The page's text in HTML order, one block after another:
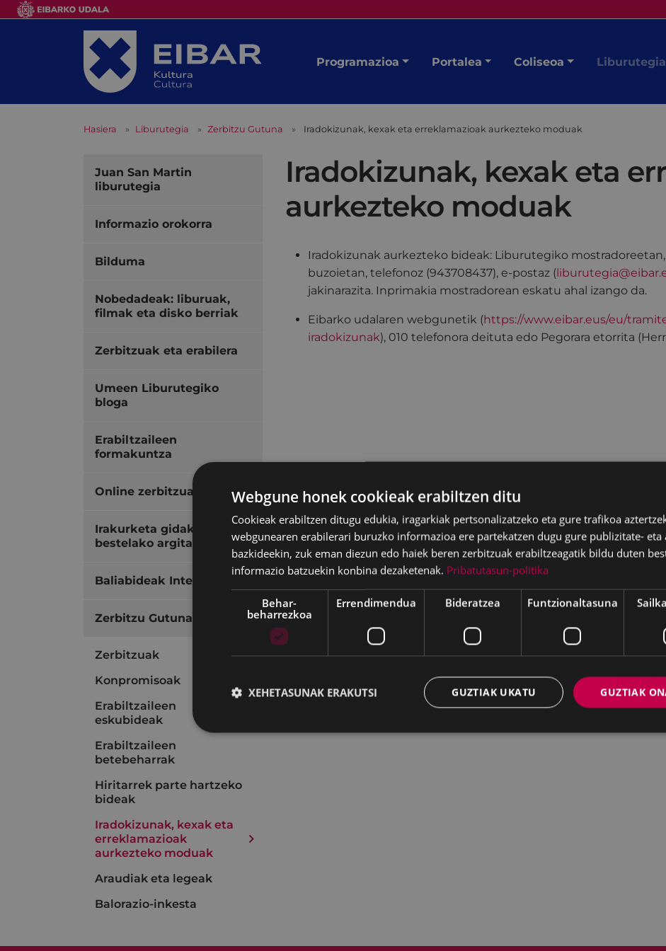
Programazioa Portalea Coliseoa Liburutegia
Hasiera Liburutegia Zerbitzu Gutuna Iradokizunak, kexak eta erreklamazioak aurkezteko moduak
Iradokizunak, kexak eta
aurkezteko moduak
Iradokizunak aurkezteko bideak: Liburutegiko
buzoietan, telefonoz (943708437), e-postaz (
jakinarazita. Inprimakia mostradorean eskatu ahal izango da.
Eibarko udalaren webgunetik (https://www.eibar.eus/eu/
iradokizunak), 010 telefonora deituta edo Pegorara etorrita
Juan San Martin
liburutegia
Informazio orokorra
Bilduma
Nobedadeak: liburuak,
filmak eta disko berriak
Zerbitzuak eta erabilera
Umeen Liburutegiko
bloga
Erabiltzaileen
formakuntza
Online zerbitzuak
Irakurketa gidak eta
bestelako argitalpenak
Baliabideak Interneten
Zerbitzu Gutuna
Zerbitzuak
Konpromisoak
Erabiltzaileen
eskubideak
Erabiltzaileen
betebeharrak
Hiritarrek parte hartzeko
bideak
Iradokizunak, kexak eta
erreklamazioak
aurkezteko moduak
Araudiak eta legeak
Balorazio-inkesta
Webgune honek cookieak erabiltzen ditu
Cookieak erabiltzen ditugu edukia, iragarkiak pertsonalizatzeko eta gure trafikoa
webgunearen erabilerari buruzko informazioa ere partekatzen dugu gure publizitate- eta
bazkideekin, zuk eman diezun edo haiek beren zerbitzuak erabiltzeagatik bildu duten
informazio batzuekin konbina dezaketenak. Pribatutasun-politika
Behar-
beharrezkoa
Errendimendua Bideratzea Funtzionaltasuna
GUZTIAK
GUZTIAK UKATU
XEHETASUNAK ERAKUTSI